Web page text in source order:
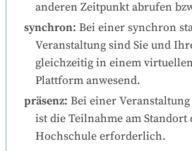
anderen Zeitpunkt abrufen
synchron: Bei einer synchron
Veranstaltung sind Sie und
gleichzeitig in einem
Plattform anwesend.
präsenz: Bei einer
ist die Teilnahme am
Hochschule erforderlich.